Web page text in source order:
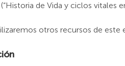
de Vida y ciclos vitales
otros recursos de